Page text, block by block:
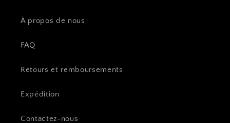
À propos de nous
FAQ
Retours et remboursements
Expédition
Contactez-nous